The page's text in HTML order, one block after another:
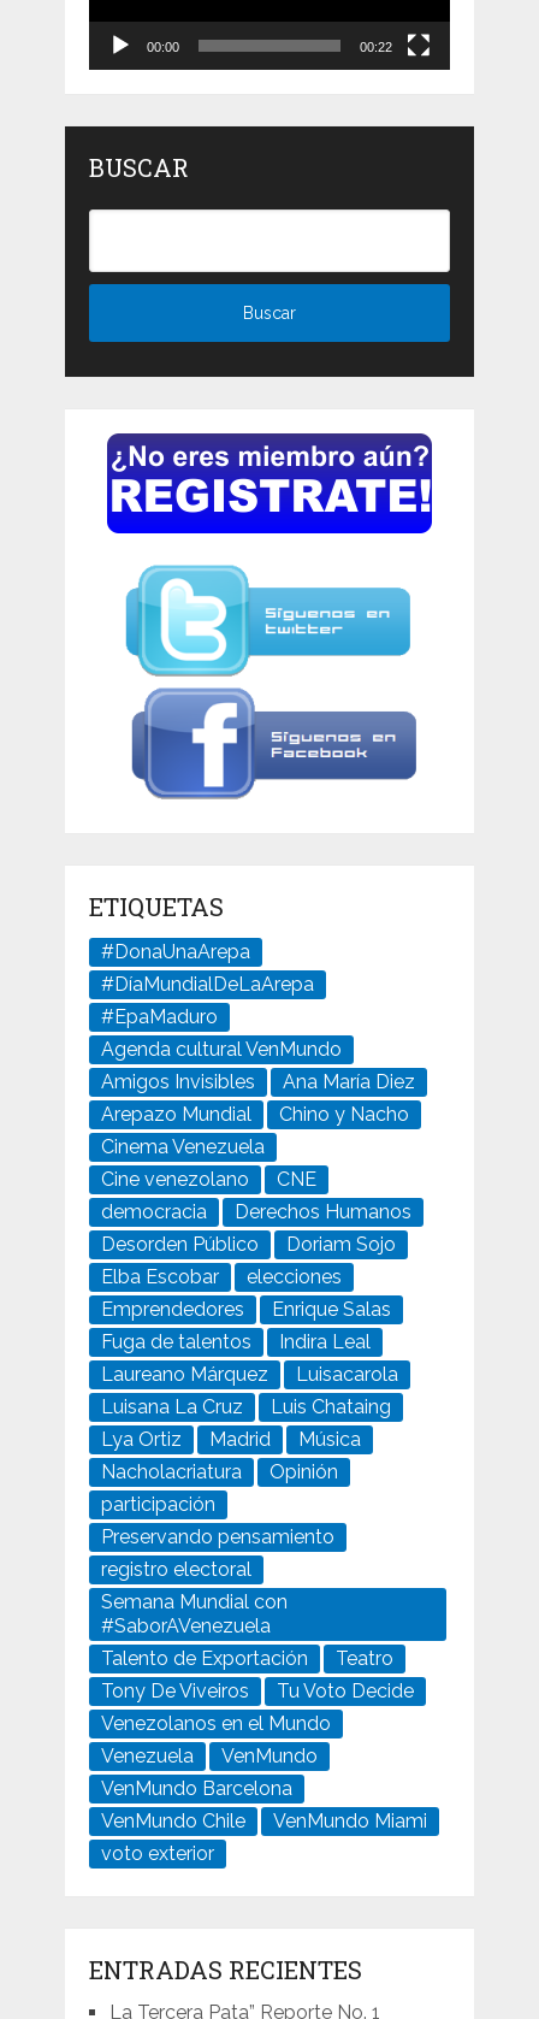
00:00 00:22
BUSCAR
ETIQUETAS
#DonaUnaArepa
#DíaMundialDeLaArepa
#EpaMaduro
Agenda cultural VenMundo
Amigos Invisibles
Ana María Diez
Arepazo Mundial
Chino y Nacho
Cinema Venezuela
Cine venezolano
CNE
democracia
Derechos Humanos
Desorden Público
Doriam Sojo
Elba Escobar
elecciones
Emprendedores
Enrique Salas
Fuga de talentos
Indira Leal
Laureano Márquez
Luisacarola
Luisana La Cruz
Luis Chataing
Lya Ortiz
Madrid
Música
Nacholacriatura
Opinión
participación
Preservando pensamiento
registro electoral
Semana Mundial con
#SaborAVenezuela
Talento de Exportación
Teatro
Tony De Viveiros
Tu Voto Decide
Venezolanos en el Mundo
Venezuela
VenMundo
VenMundo Barcelona
VenMundo Chile
VenMundo Miami
voto exterior
ENTRADAS RECIENTES
La Tercera Pata” Reporte No. 1